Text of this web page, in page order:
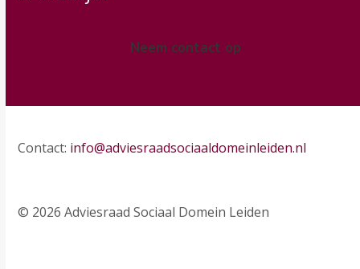
Neem contact op
Contact: info@adviesraadsociaaldomeinleiden.nl
© 2026 Adviesraad Sociaal Domein Leiden